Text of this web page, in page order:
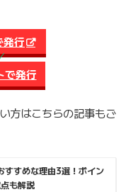
発行
で発行
方はこちらの記事もご
すすめな理由3選！ポイン
も解説